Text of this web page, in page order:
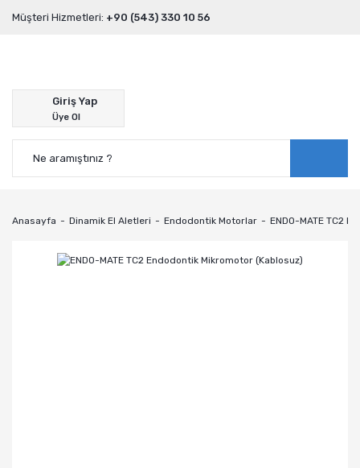
Müşteri Hizmetleri: +90 (543) 330 10 56
Giriş Yap
Üye Ol
Anasayfa Dinamik El Aletleri Endodontik Motorlar ENDO-MATE TC2